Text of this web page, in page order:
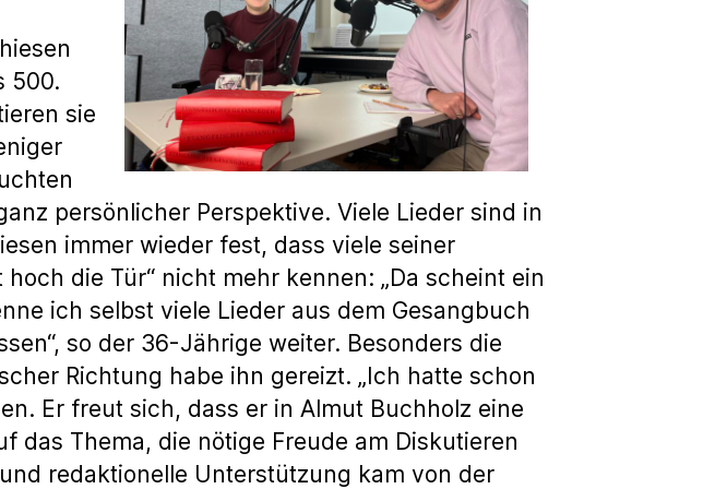
500.
sie
persönlicher Perspektive. Viele Lieder sind in
immer wieder fest, dass viele seiner
die Tür“ nicht mehr kennen: „Da scheint ein
ich selbst viele Lieder aus dem Gesangbuch
so der 36-Jährige weiter. Besonders die
Richtung habe ihn gereizt. „Ich hatte schon
Er freut sich, dass er in Almut Buchholz eine
das Thema, die nötige Freude am Diskutieren
redaktionelle Unterstützung kam von der